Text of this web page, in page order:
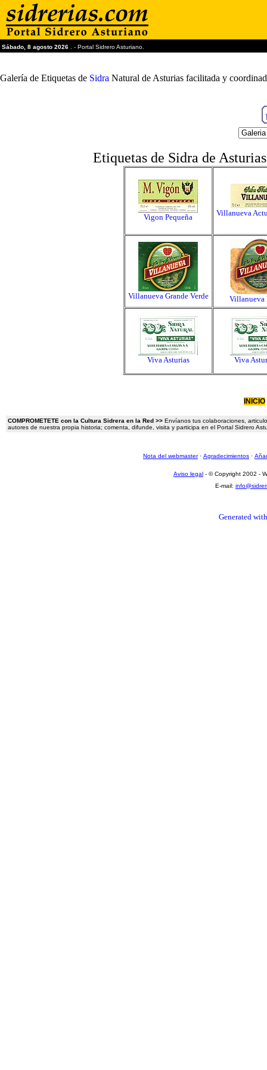
Sábado, 8 agosto 2026 . - Portal Sidrero Asturiano.
Galería de Etiquetas de Sidra Natural de Asturias facilitada y
Etiquetas de Sidra de
Vigon Pequeña Villanueva
Villanueva Grande Verde Villanueva
Viva Asturias Viva
INICIO
COMPROMETETE con la Cultura Sidrera en la Red >> Envíanos tus colaboraciones,
autores de nuestra propia historia; comenta, difunde, visita y participa en el Portal Sidrero
Nota del webmaster· Agradecimientos ·
Aviso legal - © Copyright 2002 -
E-mail:
Generated